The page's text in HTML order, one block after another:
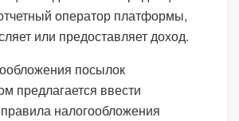
оператор платформы,
или предоставляет доход.
посылок
предлагается ввести
налогообложения